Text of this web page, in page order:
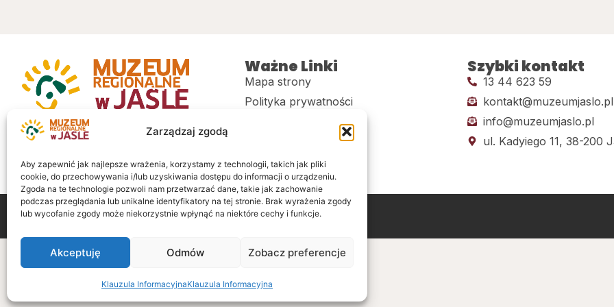
Zarządzaj zgodą
Aby zapewnić jak najlepsze wrażenia, korzystamy z technologii, takich jak pliki
cookie, do przechowywania i/lub uzyskiwania dostępu do informacji o urządzeniu.
Zgoda na te technologie pozwoli nam przetwarzać dane, takie jak zachowanie
podczas przeglądania lub unikalne identyfikatory na tej stronie. Brak wyrażenia zgody
lub wycofanie zgody może niekorzystnie wpłynąć na niektóre cechy i funkcje.
Akceptuję Odmów Zobacz preferencje
Klauzula InformacyjnaKlauzula Informacyjna
Muzeum regionalne w Jaśle im. dr.
Stanisława Kadyiego
Ważne Linki
Mapa strony
Polityka prywatności
Deklaracja dostępności
Sklep
Szybki kontakt
13 44 623 59
kontakt@muzeumjaslo.pl
info@muzeumjaslo.pl
ul. Kadyiego 11, 38-200
Wszelkie prawa zastrzeżoneRealizacja: LiderOnline